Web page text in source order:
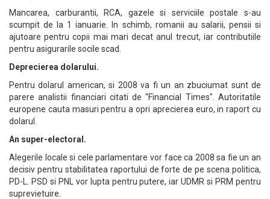
Mancarea, carburantii, RCA, gazele si serviciile postale s-au
scumpit de la 1 ianuarie. In schimb, romanii au salarii, pensii si
ajutoare pentru copii mai mari decat anul trecut, iar contributiile
pentru asigurarile socile scad.
Deprecierea dolarului.
Pentru dolarul american, si 2008 va fi un an zbuciumat sunt de
parere analistii financiari citati de "Financial Times". Autoritatile
europene cauta masuri pentru a opri aprecierea euro, in raport cu
dolarul.
An super-electoral.
Alegerile locale si cele parlamentare vor face ca 2008 sa fie un an
decisiv pentru stabilitatea raportului de forte de pe scena politica,
PD-L. PSD si PNL vor lupta pentru putere, iar UDMR si PRM pentru
suprevietuire.